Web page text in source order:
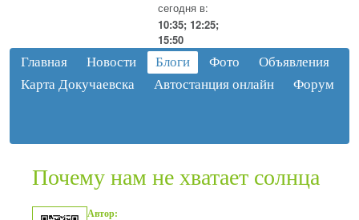
сегодня в:
10:35; 12:25;
15:50
Главная Новости Блоги Фото
Объявления
Карта Докучаевска
Автостанция онлайн Форум
Почему нам не хватает солнца
Автор: